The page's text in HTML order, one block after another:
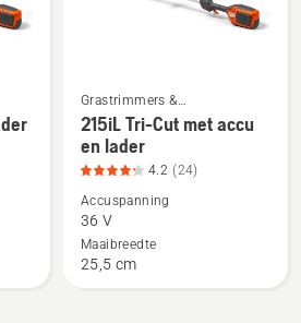
Bekijk
meer
details
over
215iL
Tri-
Cut
Grastrimmers &
Kantenmaaiers
215iL Tri-Cut met accu
en lader
4.2 (24)
Accuspanning
36 V
Maaibreedte
25,5 cm